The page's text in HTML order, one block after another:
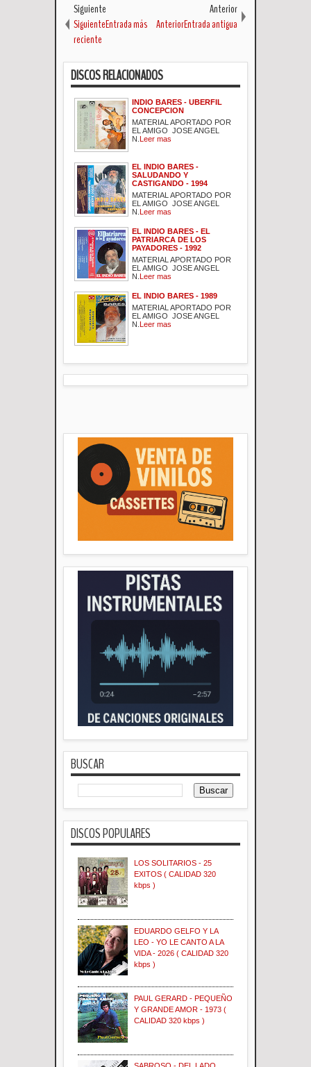
Siguiente
SiguienteEntrada más
reciente
Anterior
AnteriorEntrada antigua
DISCOS RELACIONADOS
INDIO BARES - UBERFIL
CONCEPCION
MATERIAL APORTADO POR
EL AMIGO JOSE ANGEL
N. Leer mas
EL INDIO BARES -
SALUDANDO Y
CASTIGANDO - 1994
MATERIAL APORTADO POR
EL AMIGO JOSE ANGEL
N. Leer mas
EL INDIO BARES - EL
PATRIARCA DE LOS
PAYADORES - 1992
MATERIAL APORTADO POR
EL AMIGO JOSE ANGEL
N. Leer mas
EL INDIO BARES - 1989
MATERIAL APORTADO POR
EL AMIGO JOSE ANGEL
N. Leer mas
BUSCAR
DISCOS POPULARES
LOS SOLITARIOS - 25
EXITOS ( CALIDAD 320
kbps )
EDUARDO GELFO Y LA
LEO - YO LE CANTO A LA
VIDA - 2026 ( CALIDAD 320
kbps )
PAUL GERARD - PEQUEÑO
Y GRANDE AMOR - 1973 (
CALIDAD 320 kbps )